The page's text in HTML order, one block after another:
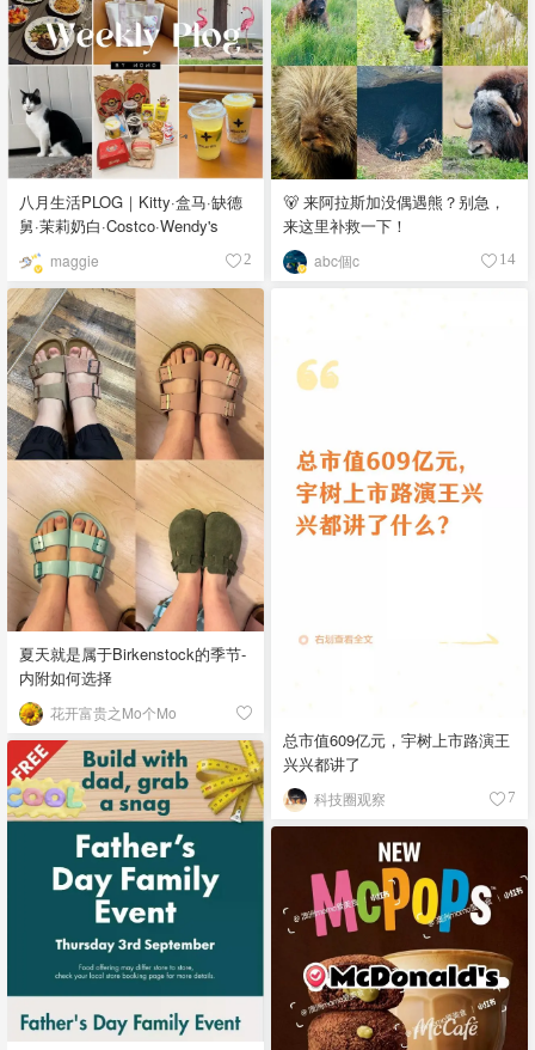
八月生活PLOG｜Kitty·盒马·缺德
舅·茉莉奶白·Costco·Wendy's
maggie 2
🐻 来阿拉斯加没偶遇熊？别急，
来这里补救一下！
abc個c 14
夏天就是属于Birkenstock的季节-
内附如何选择
花开富贵之Mo个Mo
总市值609亿元，宇树上市路演王
兴兴都讲了
科技圈观察 7